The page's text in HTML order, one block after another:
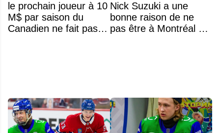
le prochain joueur à 10
M$ par saison du
Canadien ne fait pas
Nick Suzuki a une
bonne raison de ne
pas être à Montréal cet